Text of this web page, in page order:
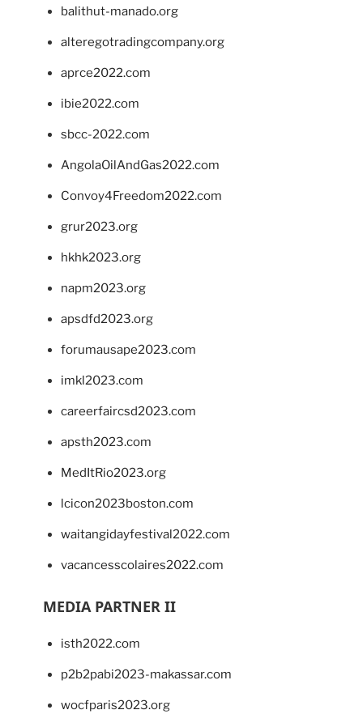
balithut-manado.org
alteregotradingcompany.org
aprce2022.com
ibie2022.com
sbcc-2022.com
AngolaOilAndGas2022.com
Convoy4Freedom2022.com
grur2023.org
hkhk2023.org
napm2023.org
apsdfd2023.org
forumausape2023.com
imkl2023.com
careerfaircsd2023.com
apsth2023.com
MedItRio2023.org
lcicon2023boston.com
waitangidayfestival2022.com
vacancesscolaires2022.com
MEDIA PARTNER II
isth2022.com
p2b2pabi2023-makassar.com
wocfparis2023.org